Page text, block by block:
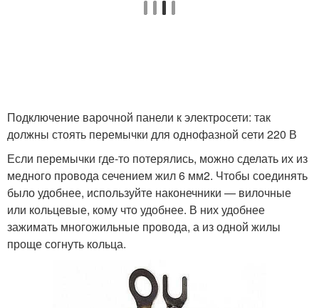
Подключение варочной панели к электросети: так
должны стоять перемычки для однофазной сети 220 В
Если перемычки где-то потерялись, можно сделать их из
медного провода сечением жил 6 мм2. Чтобы соединять
было удобнее, используйте наконечники — вилочные
или кольцевые, кому что удобнее. В них удобнее
зажимать многожильные провода, а из одной жилы
проще согнуть кольца.